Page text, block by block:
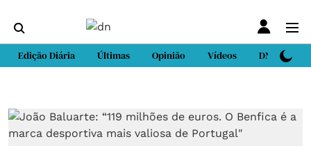
Edição Diária Últimas Opinião Vídeos DN Sport